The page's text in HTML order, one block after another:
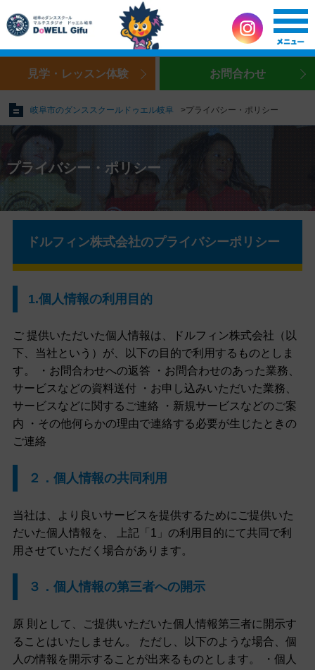
見学・レッスン体験 お問合わせ
岐阜市のダンススクールドゥエル岐阜 プライバシー・ポリシー
プライバシー・ポリシー
ドルフィン株式会社のプライバシーポリシー
1.個人情報の利用目的
ご 提供いただいた個人情報は、ドルフィン株式会社（以
下、当社という）が、以下の目的で利用するものとしま
す。 ・お問合わせへの返答 ・お問合わせのあった業務、
サービスなどの資料送付 ・お申し込みいただいた業務、
サービスなどに関するご連絡 ・新規サービスなどのご案
内 ・その他何らかの理由で連絡する必要が生じたときの
ご連絡
２．個人情報の共同利用
当社は、より良いサービスを提供するためにご提供いた
だいた個人情報を、 上記「1」の利用目的にて共同で利
用させていただく場合があります。
３．個人情報の第三者への開示
原 則として、ご提供いただいた個人情報第三者に開示す
ることはいたしません。 ただし、以下のような場合、個
人の情報を開示することが出来るものとします。 ・個人